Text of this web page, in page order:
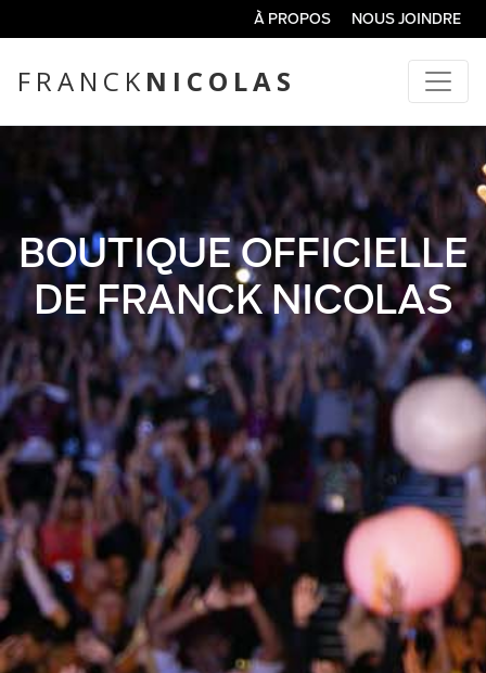
À PROPOS NOUS JOINDRE
FRANCK NICOLAS
BOUTIQUE OFFICIELLE
DE FRANCK NICOLAS